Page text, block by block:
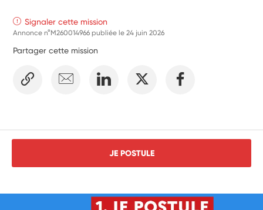
Signaler cette mission
Annonce n°M260014966 publiée le24 juin 2026
Partager cette mission
JE POSTULE